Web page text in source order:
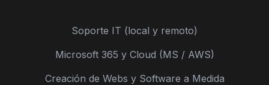
Soporte IT (local y remoto)
Microsoft 365 y Cloud (MS / AWS)
Creación de Webs y Software a Medida